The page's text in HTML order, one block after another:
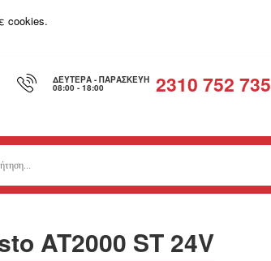
cookies.
ΔΕΥΤΈΡΑ - ΠΑΡΑΣΚΕΥΉ
08:00 - 18:00 2310 752 735
AT2000 ST 24V